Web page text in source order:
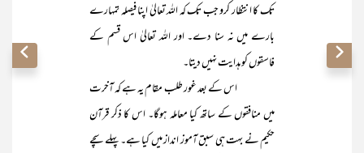
تک کا انتظار کرو جب تک کہ اللہ تعالیٰ اپنا فیصلہ تمہارے
بارے میں نہ سنا دے۔ اور اللہ تعالیٰ اس قسم کے
فاسقوں کو ہدایت نہیں دیتا۔
اس کے بعد غور طلب مقام یہ ہے کہ آخرت
میں منافقوں کے ساتھ کیا معاملہ ہوگا۔ اس کا ذکر قرآن
حکیم نے بہت ہی سبق آموز انداز میں کیا ہے۔ پہلے سچے